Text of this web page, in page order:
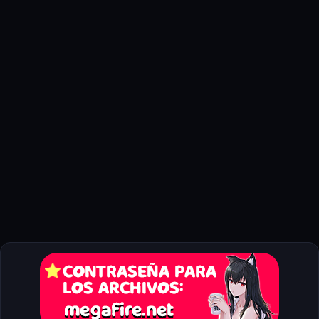
selecciona durante la instalación o desde el menú principal del